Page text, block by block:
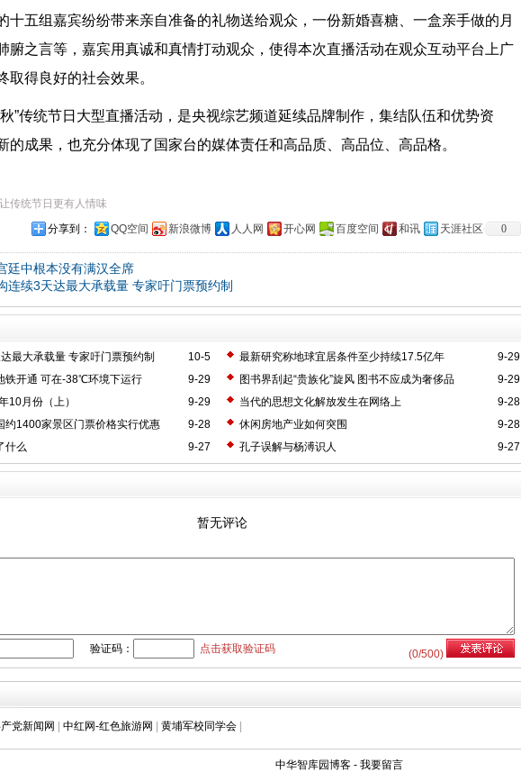
十五组嘉宾纷纷带来亲自准备的礼物送给观众，一份新婚喜糖、一盒亲手做的月
腑之言等，嘉宾用真诚和真情打动观众，使得本次直播活动在观众互动平台上广
取得良好的社会效果。
”传统节日大型直播活动，是央视综艺频道延续品牌制作，集结队伍和优势资
的成果，也充分体现了国家台的媒体责任和高品质、高品位、高品格。
传统节日更有人情味
分享到：
QQ空间 新浪微博 人人网 开心网 百度空间 和讯 天涯社区 0
廷中根本没有满汉全席
连续3天达最大承载量 专家吁门票预约制
10-5
最大承载量 专家吁门票预约制 9-29
最新研究称地球宜居条件至少持续17.5亿年
9-29
铁开通 可在-38℃环境下运行 9-29
图书界刮起“贵族化”旋风 图书不应成为奢侈品
9-29
10月份（上） 9-28
当代的思想文化解放发生在网络上
9-28
约1400家景区门票价格实行优惠 9-28
休闲房地产业如何突围
9-27
什么 9-27
孔子误解与杨溥识人
暂无评论
(0/500)
验证码： 点击获取验证码
党新闻网 中红网-红色旅游网 黄埔军校同学会
中华智库园博客- 我要留言